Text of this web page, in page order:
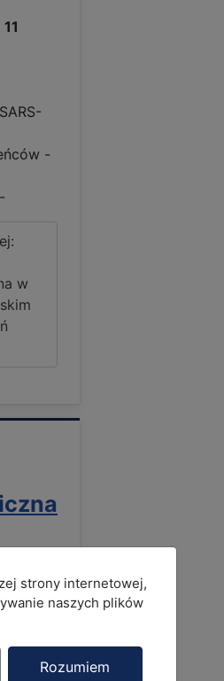
11
-
w
strony internetowej,
naszych plików
Rozumiem